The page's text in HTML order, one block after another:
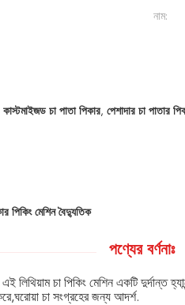
নাম:
কাস্টমাইজড চা পাতা পিকার, পেশাদার চা পাতার
পিকিং মেশিন বৈদ্যুতিক
পণ্যের বর্ণনাঃ
লিথিয়াম চা পিকিং মেশিন একটি দুর্দান্ত
চা সংগ্রহের জন্য আদর্শ.